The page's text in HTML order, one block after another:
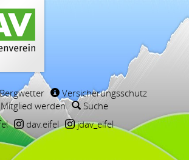
Versicherungsschutz
Mitglied werden
Suche
dav.eifel jdav_eifel